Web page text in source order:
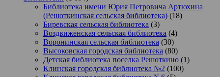
Библиотека имени Юрия Петровича Артюхина
(Решоткинская сельская библиотека) (18)
Биревская сельская библиотека (3)
Воздвиженская сельская библиотека (4)
Воронинская сельская библиотека (30)
Высоковская городская библиотека (80)
Детская библиотека поселка Решоткино (1)
Клинская городская библиотека №2 (100)